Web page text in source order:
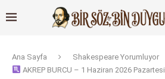
Ana Sayfa Shakespeare Yorumluyor
AKREP BURCU – 1 Haziran 2026 Pazartesi